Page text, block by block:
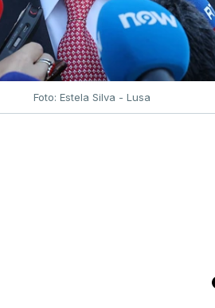
Foto: Estela Silva - Lusa